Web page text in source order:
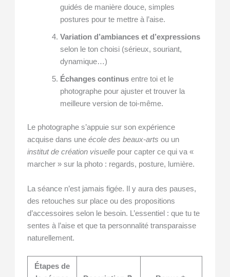
guidés de manière douce, simples
postures pour te mettre à l’aise.
Variation d’ambiances et d’expressions
selon le ton choisi (sérieux, souriant,
dynamique…)
Échanges continusentre toi et le
photographe pour ajuster et trouver la
meilleure version de toi-même.
Le photographe s’appuie sur son expérience
acquise dans uneécole des beaux-arts ou un
institut de création visuelle pour capter ce qui va «
marcher » sur la photo : regards, posture, lumière.
La séance n’est jamais figée. Il y aura des pauses,
des retouches sur place ou des propositions
d’accessoires selon le besoin. L’essentiel : que tu te
sentes à l’aise et que ta personnalité transparaisse
naturellement.
Étapes de